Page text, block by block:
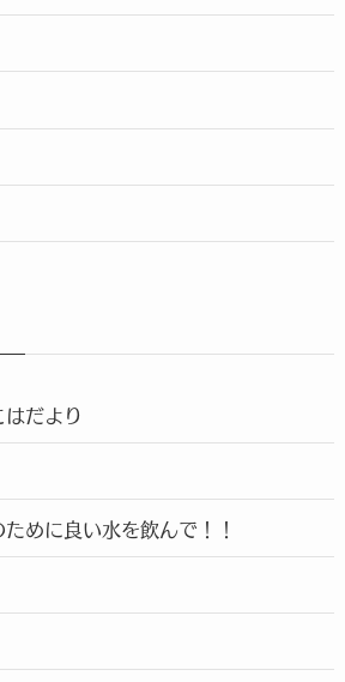
はだより
めに良い水を飲んで！！